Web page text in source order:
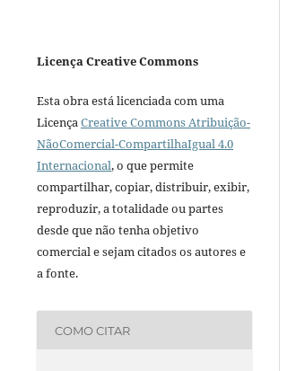
Licença Creative Commons
Esta obra está licenciada com uma
LicençaCreative Commons Atribuição-
NãoComercial-CompartilhaIgual 4.0
Internacional, o que permite
compartilhar, copiar, distribuir, exibir,
reproduzir, a totalidade ou partes
desde que não tenha objetivo
comercial e sejam citados os autores e
a fonte.
COMO CITAR